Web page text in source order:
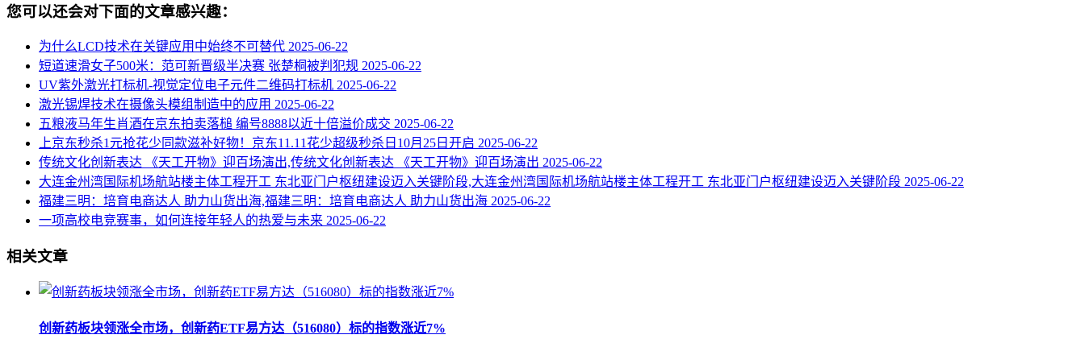
您可以还会对下面的文章感兴趣：
为什么LCD技术在关键应用中始终不可替代 2025-06-22
短道速滑女子500米：范可新晋级半决赛 张楚桐被判犯规 2025-06-22
UV紫外激光打标机-视觉定位电子元件二维码打标机 2025-06-22
激光锡焊技术在摄像头模组制造中的应用 2025-06-22
五粮液马年生肖酒在京东拍卖落槌 编号8888以近十倍溢价成交 2025-06-22
上京东秒杀1元抢花少同款滋补好物！京东11.11花少超级秒杀日10月25日开启 2025-06-22
传统文化创新表达 《天工开物》迎百场演出,传统文化创新表达 《天工开物》迎百场演出 2025-06-22
大连金州湾国际机场航站楼主体工程开工 东北亚门户枢纽建设迈入关键阶段,大连金州湾国际机场航站楼主体工程开工 东北亚门户枢纽建设迈入关键阶段 2025-06-22
福建三明：培育电商达人 助力山货出海,福建三明：培育电商达人 助力山货出海 2025-06-22
一项高校电竞赛事，如何连接年轻人的热爱与未来 2025-06-22
相关文章
创新药板块领涨全市场，创新药ETF易方达（516080）标的指数涨近7%